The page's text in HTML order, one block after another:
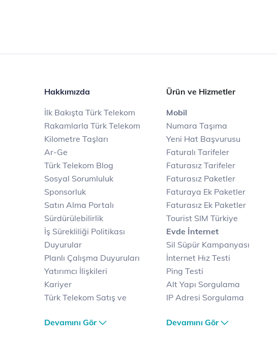
Hakkımızda
İlk Bakışta Türk Telekom
Rakamlarla Türk Telekom
Kilometre Taşları
Ar-Ge
Türk Telekom Blog
Sosyal Sorumluluk
Sponsorluk
Satın Alma Portalı
Sürdürülebilirlik
İş Sürekliliği Politikası
Duyurular
Planlı Çalışma Duyuruları
Yatırımcı İlişkileri
Kariyer
Türk Telekom Satış ve
Türk Telekom Finansal
Devamını Gör
Ürün ve Hizmetler
Mobil
Numara Taşıma
Yeni Hat Başvurusu
Faturalı Tarifeler
Faturasız Tarifeler
Faturasız Paketler
Faturaya Ek Paketler
Faturasız Ek Paketler
Tourist SIM Türkiye
Evde İnternet
Sil Süpür Kampanyası
İnternet Hız Testi
Ping Testi
Alt Yapı Sorgulama
IP Adresi Sorgulama
Avantajlı İnternet
Devamını Gör